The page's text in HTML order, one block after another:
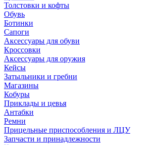
Толстовки и кофты
Обувь
Ботинки
Сапоги
Аксессуары для обуви
Кроссовки
Аксессуары для оружия
Кейсы
Затыльники и гребни
Магазины
Кобуры
Приклады и цевья
Антабки
Ремни
Прицельные приспособления и ЛЦУ
Запчасти и принадлежности